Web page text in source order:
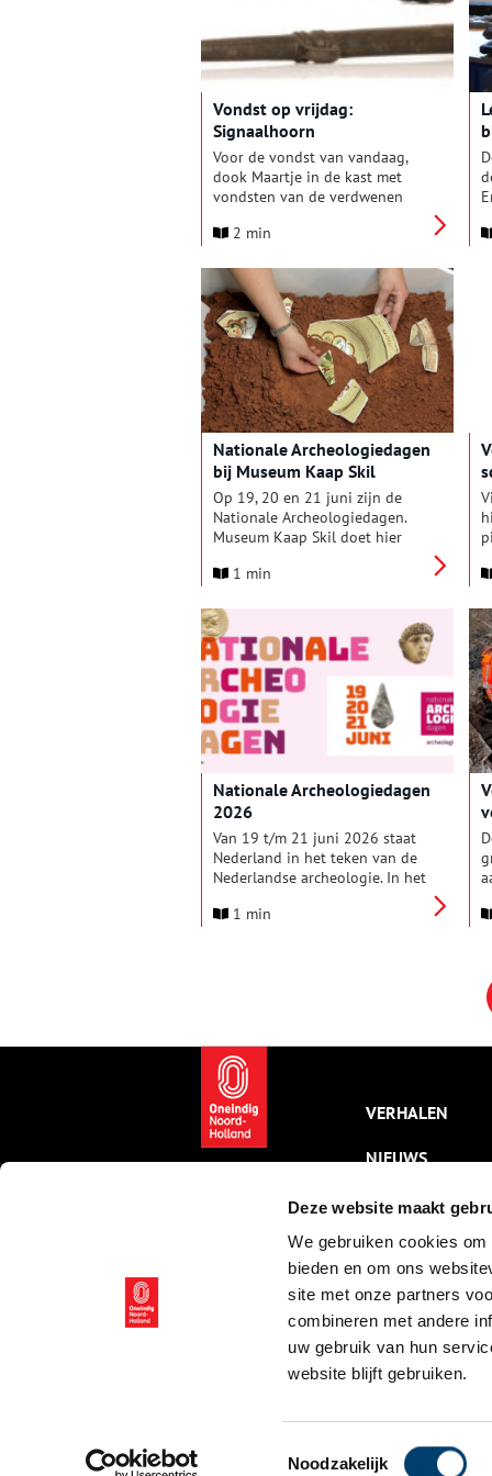
Deze website maakt
We gebruiken cookies
bieden en om ons
site met onze partners
combineren met andere
uw gebruik van hun
website blijft gebruiken.
Toestemmingsselectie
Noodzakelijk
archeologen en studenten.
Vondst op vrijdag:
Signaalhoorn
Voor de vondst van vandaag,
dook Maartje in de kast met
vondsten van de verdwenen
eeuwenoude signaalhoorn werd
muren van de voorburcht van
kasteel De Nieuwburg.
2 min
Nationale Archeologiedagen
bij Museum Kaap Skil
Op 19, 20 en 21 juni zijn de
Nationale Archeologiedagen.
Museum Kaap Skil doet hier
aan mee. Er is een
over historische munten,
rondleiding en
schervenworkshop. Kies je dag
en kom meedoen!
1 min
Nationale Archeologiedagen
2026
Van 19 t/m 21 juni 2026 staat
Nederland in het teken van de
Nederlandse archeologie. In het
en amateurarcheologen hun
Tijdens het derde weekend van
juni, van vrijdag tot en met
zondag, kun je op avontuur
gaan om het verleden te
ontdekken!
1 min
VERHALEN
NIEUWS
KALENDER
THEMA’S
ACTIVITEITEN
VIDEO’S